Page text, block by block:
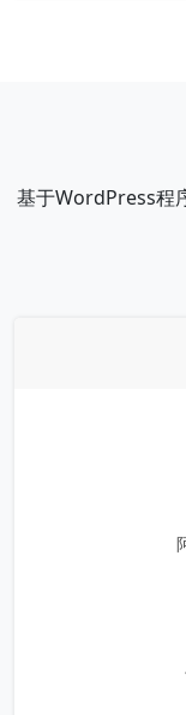
基于WordPress程